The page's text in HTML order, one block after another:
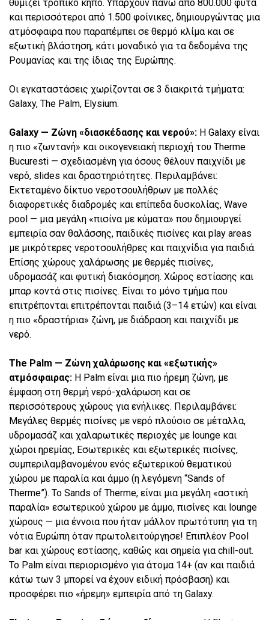
θυμίζει τροπικό κήπο. Υπάρχουν πάνω από 800.000 φυτά
και περισσότεροι από 1.500 φοίνικες, δημιουργώντας μια
ατμόσφαιρα που παραπέμπει σε θερμό κλίμα και σε
εξωτική βλάστηση, κάτι μοναδικό για τα δεδομένα της
Ρουμανίας και της ίδιας της Ευρώπης.
Οι εγκαταστάσεις χωρίζονται σε 3 διακριτά τμήματα:
Galaxy, The Palm, Elysium.
Galaxy — Ζώνη «διασκέδασης και νερού»: Η Galaxy είναι
η πιο «ζωντανή» και οικογενειακή περιοχή του Therme
Bucuresti — σχεδιασμένη για όσους θέλουν παιχνίδι με
νερό, slides και δραστηριότητες. Περιλαμβάνει:
Εκτεταμένο δίκτυο νεροτσουλήθρων με πολλές
διαφορετικές διαδρομές και επίπεδα δυσκολίας, Wave
pool — μια μεγάλη «πισίνα με κύματα» που δημιουργεί
εμπειρία σαν θαλάσσης, παιδικές πισίνες και play areas
με μικρότερες νεροτσουλήθρες και παιχνίδια για παιδιά.
Επίσης χώρους χαλάρωσης με θερμές πισίνες,
υδρομασάζ και φυτική διακόσμηση. Χώρος εστίασης και
μπαρ κοντά στις πισίνες. Είναι το μόνο τμήμα που
επιτρέπονται επιτρέπονται παιδιά (3–14 ετών) και είναι
η πιο «δραστήρια» ζώνη, με διάδραση και παιχνίδι με
νερό.
The Palm — Ζώνη χαλάρωσης και «εξωτικής»
ατμόσφαιρας: Η Palm είναι μια πιο ήρεμη ζώνη, με
έμφαση στη θερμή νερό-χαλάρωση και σε
περισσότερους χώρους για ενήλικες. Περιλαμβάνει:
Μεγάλες θερμές πισίνες με νερό πλούσιο σε μέταλλα,
υδρομασάζ και χαλαρωτικές περιοχές με lounge και
χώροι ηρεμίας, Εσωτερικές και εξωτερικές πισίνες,
συμπεριλαμβανομένου ενός εξωτερικού θεματικού
χώρου με παραλία και άμμο (η λεγόμενη “Sands of
Therme”). Το Sands of Therme, είναι μια μεγάλη «αστική
παραλία» εσωτερικού χώρου με άμμο, πισίνες και lounge
χώρους — μια έννοια που ήταν μάλλον πρωτότυπη για τη
νότια Ευρώπη όταν πρωτολειτούργησε! Επιπλέον Pool
bar και χώρους εστίασης, καθώς και σημεία για chill-out.
Το Palm είναι περιορισμένο για άτομα 14+ (αν και παιδιά
κάτω των 3 μπορεί να έχουν ειδική πρόσβαση) και
προσφέρει πιο «ήρεμη» εμπειρία από τη Galaxy.